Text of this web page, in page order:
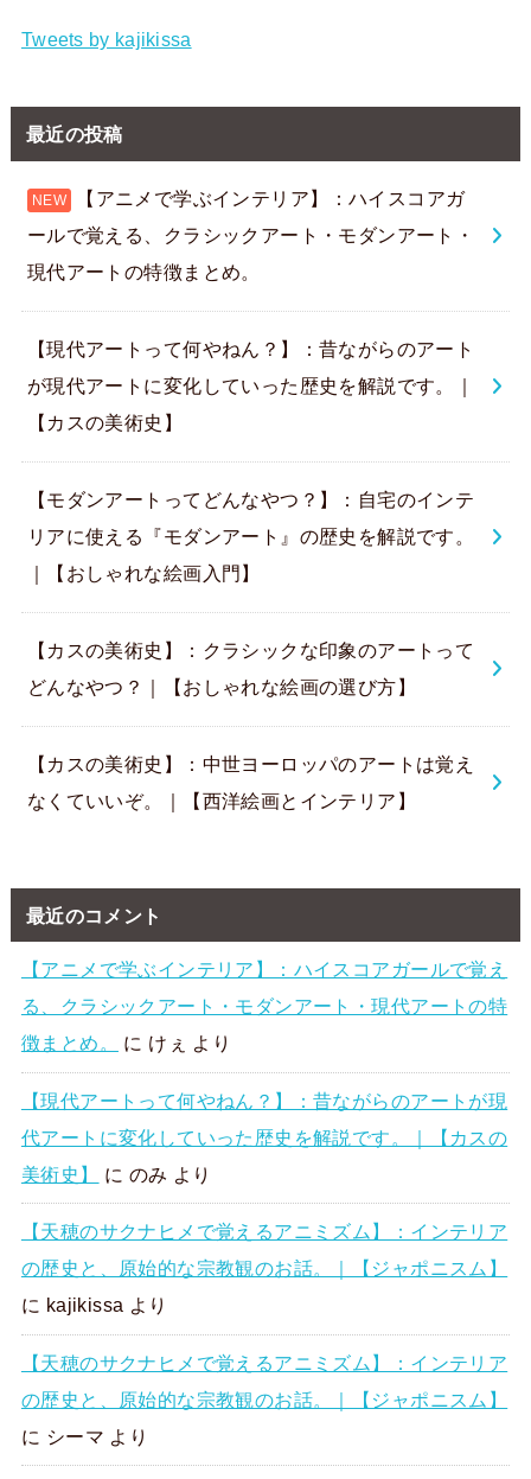
Tweets by kajikissa
最近の投稿
【アニメで学ぶインテリア】：ハイスコアガ
ールで覚える、クラシックアート・モダンアート・
現代アートの特徴まとめ。
【現代アートって何やねん？】：昔ながらのアート
が現代アートに変化していった歴史を解説です。｜
【カスの美術史】
【モダンアートってどんなやつ？】：自宅のインテ
リアに使える『モダンアート』の歴史を解説です。
｜【おしゃれな絵画入門】
【カスの美術史】：クラシックな印象のアートって
どんなやつ？｜【おしゃれな絵画の選び方】
【カスの美術史】：中世ヨーロッパのアートは覚え
なくていいぞ。｜【西洋絵画とインテリア】
最近のコメント
【アニメで学ぶインテリア】：ハイスコアガールで覚え
る、クラシックアート・モダンアート・現代アートの特
徴まとめ。
に けぇ より
【現代アートって何やねん？】：昔ながらのアートが現
代アートに変化していった歴史を解説です。｜【カスの
美術史】
に のみ より
【天穂のサクナヒメで覚えるアニミズム】：インテリア
の歴史と、原始的な宗教観のお話。｜【ジャポニスム】
に kajikissa より
【天穂のサクナヒメで覚えるアニミズム】：インテリア
の歴史と、原始的な宗教観のお話。｜【ジャポニスム】
に シーマ より